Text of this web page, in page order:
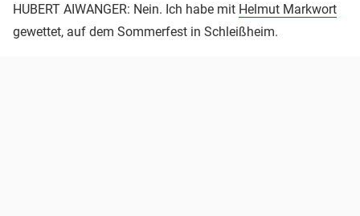
HUBERT AIWANGER: Nein. Ich habe mit Helmut Markwort
gewettet, auf dem Sommerfest in Schleißheim.